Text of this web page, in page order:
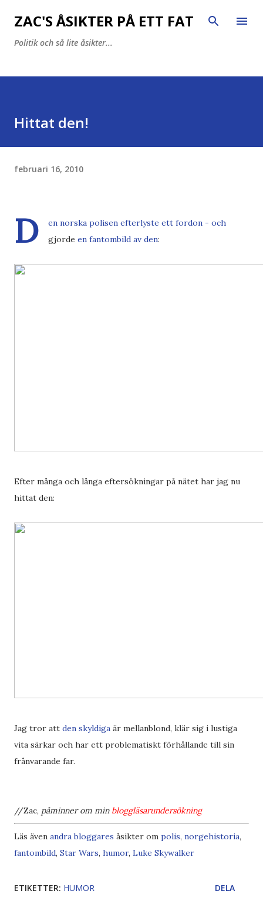
Fortsätt till huvudinnehåll
ZAC'S ÅSIKTER PÅ ETT FAT
Politik och så lite åsikter...
Hittat den!
februari 16, 2010
D
en norska polisen efterlyste ett fordon - och
gjorde en fantombild av den:
Efter många och långa eftersökningar på nätet har jag nu
hittat den:
Jag tror att den skyldiga är mellanblond, klär sig i lustiga
vita särkar och har ett problematiskt förhållande till sin
frånvarande far.
//Zac, påminner om min bloggläsarundersökning
Läs även andra bloggares åsikter om polis, norgehistoria,
fantombild, Star Wars, humor, Luke Skywalker
ETIKETTER: HUMOR DELA